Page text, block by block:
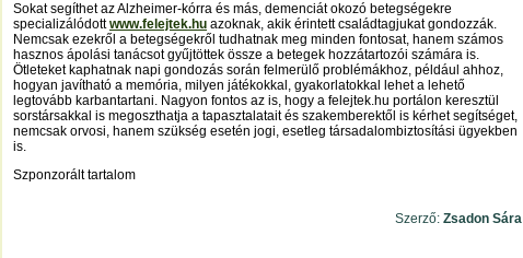
Sokat segíthet az Alzheimer-kórra és más, demenciát okozó betegségekre
specializálódottwww.felejtek.hu azoknak, akik érintett családtagjukat gondozzák.
Nemcsak ezekről a betegségekről tudhatnak meg minden fontosat, hanem számos
hasznos ápolási tanácsot gyűjtöttek össze a betegek hozzátartozói számára is.
Ötleteket kaphatnak napi gondozás során felmerülő problémákhoz, például ahhoz,
hogyan javítható a memória, milyen játékokkal, gyakorlatokkal lehet a lehető
legtovább karbantartani. Nagyon fontos az is, hogy a felejtek.hu portálon keresztül
sorstársakkal is megoszthatja a tapasztalatait és szakemberektől is kérhet segítséget,
nemcsak orvosi, hanem szükség esetén jogi, esetleg társadalombiztosítási ügyekben
is.
Szponzorált tartalom
Szerző: Zsadon Sára